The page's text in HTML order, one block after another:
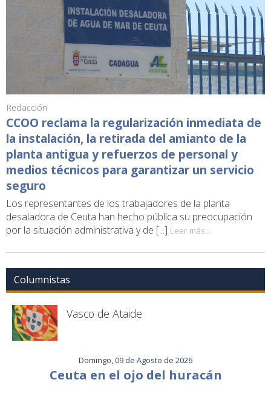
Redacción
CCOO reclama la regularización inmediata de
la instalación, la retirada del amianto de la
planta antigua y refuerzos de personal y
medios técnicos para garantizar un servicio
seguro
Los representantes de los trabajadores de la planta
desaladora de Ceuta han hecho pública su preocupación
por la situación administrativa y de [...] Leer más...
Columnistas
Vasco de Ataide
Domingo, 09 de Agosto de 2026
Ceuta en el ojo del huracán